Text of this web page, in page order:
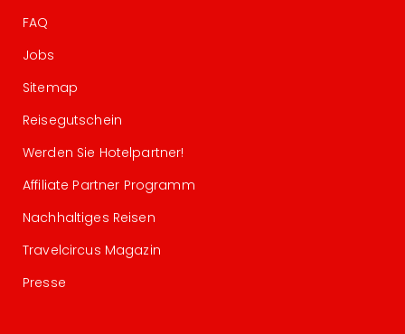
FAQ
Jobs
Sitemap
Reisegutschein
Werden Sie Hotelpartner!
Affiliate Partner Programm
Nachhaltiges Reisen
Travelcircus Magazin
Presse